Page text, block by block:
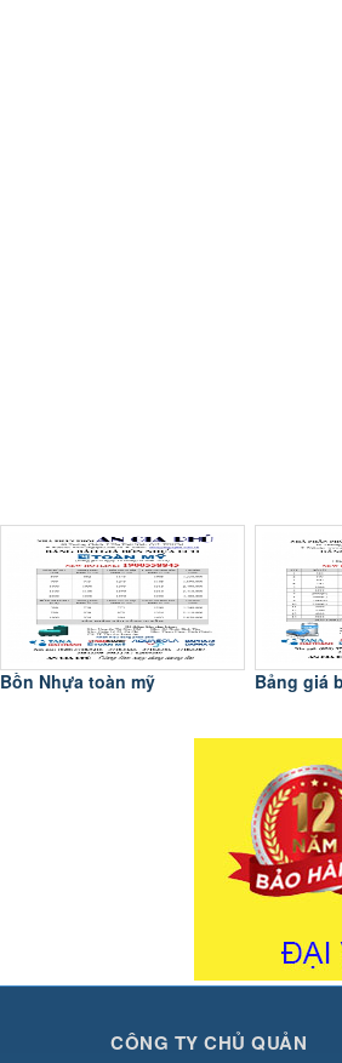
Bồn Nhựa toàn mỹ Bảng giá
CÔNG TY CHỦ QUẢN